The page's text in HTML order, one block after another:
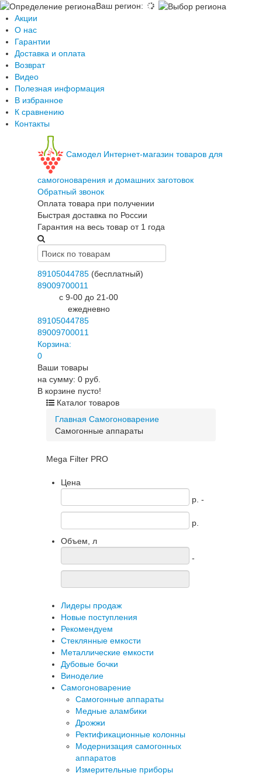
Ваш регион:
Акции
О нас
Гарантии
Доставка и оплата
Возврат
Видео
Полезная информация
В избранное
К сравнению
Контакты
Самодел Интернет-магазин товаров для
самогоноварения и домашних заготовок
Обратный звонок
Оплата товара при получении
Быстрая доставка по России
Гарантия на весь товар от 1 года
89105044785 (бесплатный)
89009700011
c 9-00 до 21-00
ежедневно
89105044785
89009700011
Корзина:
0
Ваши товары
на сумму: 0 руб.
В корзине пусто!
Каталог товаров
Главная Самогоноварение
Самогонные аппараты
Mega Filter PRO
Цена
p. -
p.
Объем, л
-
Лидеры продаж
Новые поступления
Рекомендуем
Стеклянные емкости
Металлические емкости
Дубовые бочки
Виноделие
Самогоноварение
Самогонные аппараты
Медные аламбики
Дрожжи
Ректификационные колонны
Модернизация самогонных
аппаратов
Измерительные приборы